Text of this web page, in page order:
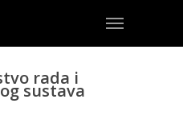
rada i
sustava